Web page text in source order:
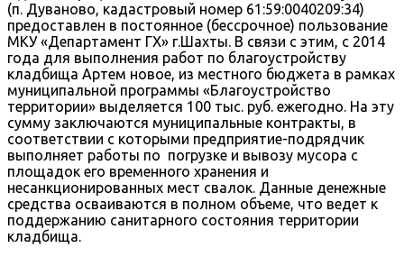
(п. Дуваново, кадастровый номер 61:59:0040209:34)
предоставлен в постоянное (бессрочное) пользование
МКУ «Департамент ГХ» г.Шахты. В связи с этим, с 2014
года для выполнения работ по благоустройству
кладбища Артем новое, из местного бюджета в рамках
муниципальной программы «Благоустройство
территории» выделяется 100 тыс. руб. ежегодно. На эту
сумму заключаются муниципальные контракты, в
соответствии с которыми предприятие-подрядчик
выполняет работы по погрузке и вывозу мусора с
площадок его временного хранения и
несанкционированных мест свалок. Данные денежные
средства осваиваются в полном объеме, что ведет к
поддержанию санитарного состояния территории
кладбища.